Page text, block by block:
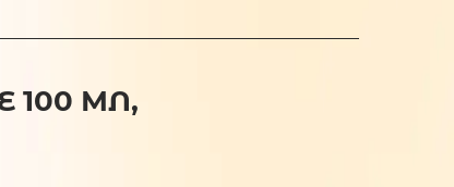
100 МЛ,